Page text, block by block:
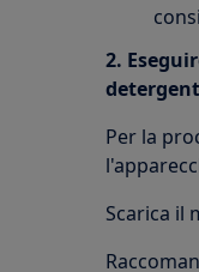
2.
Per la
Scarica il